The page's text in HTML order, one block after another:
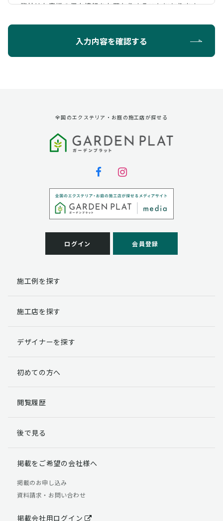
弊社はお客様の個人情報をお預かりすることになります
ように定め、保護に努めております。
第三者への提供
弊社は法律で定められている場合を除いて、お客様の個
個人情報の取扱い業務の委託
弊社は事業運営上、お客様により良いサービスを提供す
るために業務の一部を外部に委託しており、業務委託先
客様には、貴殿の個人情報の利用目的の通知、開示、訂
理・機密保持などによりお客様の個人情報の漏洩防止に
個人情報提出の任意性
す。
らかじめご了承ください。
個人情報の開示請求について
る権利があります。
「個人情報の取り扱いについて」
【お問合せ先】 個人情報問合せ窓口
TEL：03-5411-7891（平日9:00 ～ 18:00）
入力内容を確認する
全国のエクステリア・お庭の施工店が探せる
ログイン 会員登録
施工例を探す
施工店を探す
デザイナーを探す
初めての方へ
閲覧履歴
後で見る
掲載をご希望の会社様へ
掲載のお申し込み
資料請求・お問い合わせ
掲載会社用ログイン